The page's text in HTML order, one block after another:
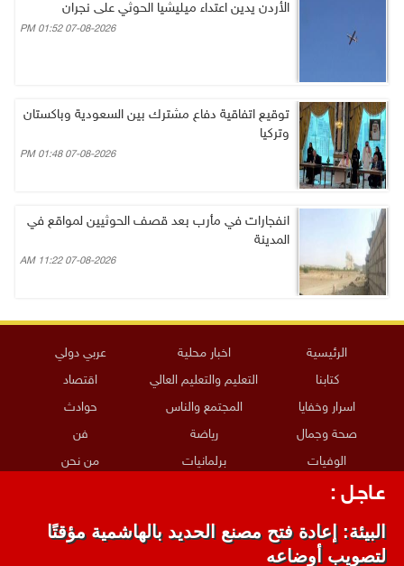
الأردن يدين اعتداء ميليشيا الحوثي على نجران
07-08-2026 01:52 PM
توقيع اتفاقية دفاع مشترك بين السعودية وباكستان
وتركيا
07-08-2026 01:48 PM
انفجارات في مأرب بعد قصف الحوثيين لمواقع في
المدينة
07-08-2026 11:22 AM
الرئيسية اخبار محلية
عربي دولي
كتابنا
التعليم والتعليم العالي
اقتصاد
اسرار وخفايا
المجتمع والناس
حوادث
صحة وجمال
رياضة
فن
الوفيات
برلمانيات
من نحن
ارسل خبراً
جميع حقوق النشر محفوظة لدى الهاشمية ويحظر نشر أو توزيع أو طبع أي
مادة دون إذن مسبق من المؤسسة
برمجة واستضافة وتصميم
عـاجـل :
البيئة: إعادة فتح مصنع الحديد بالهاشمية مؤقتًا
لتصويب أوضاعه